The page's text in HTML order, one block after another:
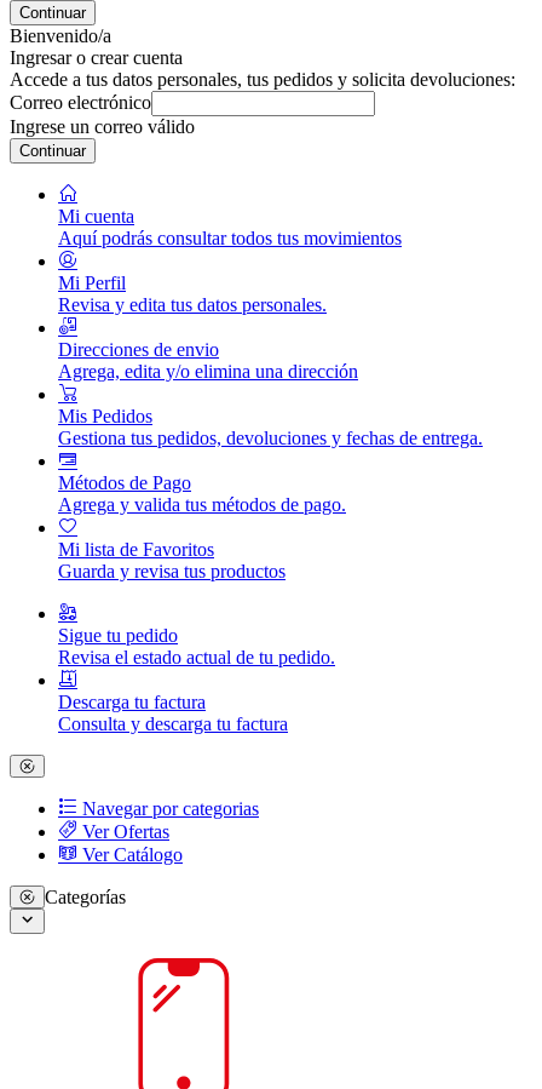
Continuar
Bienvenido/a
Ingresar o crear cuenta
Accede a tus datos personales, tus pedidos y solicita devoluciones:
Correo electrónico
Ingrese un correo válido
Continuar
Mi cuenta
Aquí podrás consultar todos tus movimientos
Mi Perfil
Revisa y edita tus datos personales.
Direcciones de envio
Agrega, edita y/o elimina una dirección
Mis Pedidos
Gestiona tus pedidos, devoluciones y fechas de entrega.
Métodos de Pago
Agrega y valida tus métodos de pago.
Mi lista de Favoritos
Guarda y revisa tus productos
Sigue tu pedido
Revisa el estado actual de tu pedido.
Descarga tu factura
Consulta y descarga tu factura
Navegar por categorias
Ver Ofertas
Ver Catálogo
Categorías